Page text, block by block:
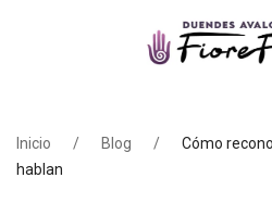
Inicio Blog
Cómo
hablan